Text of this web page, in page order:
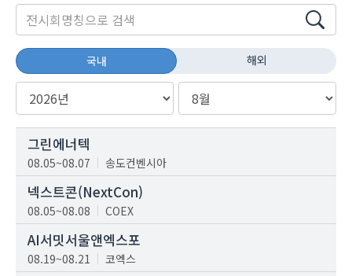
국내 해외
그린에너텍
08.05~08.07 송도컨벤시아
넥스트콘(NextCon)
08.05~08.08 COEX
AI서밋서울앤엑스포
08.19~08.21 코엑스